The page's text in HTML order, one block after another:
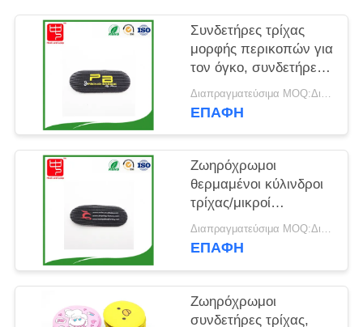
ΠΟΛΙΤΙΚΉ
ΑΠΟΡΡΉΤΟΥ
Συνδετήρες τρίχας
μορφής περικοπών για
τον όγκο, συνδετήρες
τρίχας μορφής
έλλειψης
Διαπραγματεύσιμα MOQ:Διαπραγματεύσιμος
ΕΠΑΦΉ
Ζωηρόχρωμοι
θερμαμένοι κύλινδροι
τρίχας/μικροί
συνδετήρες τρίχας
μωρών
Διαπραγματεύσιμα MOQ:Διαπραγματεύσιμος
ΕΠΑΦΉ
Ζωηρόχρωμοι
συνδετήρες τρίχας,